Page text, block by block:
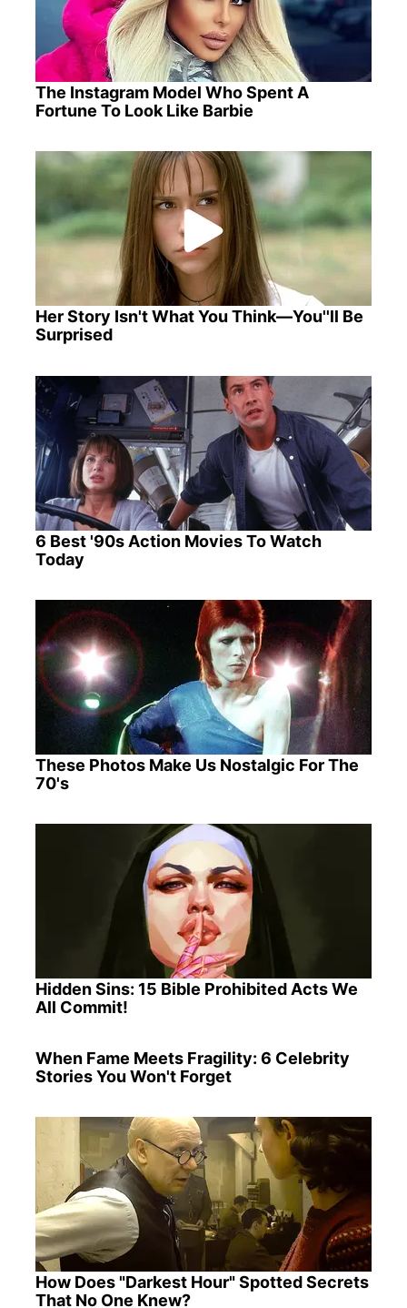
The Instagram Model Who Spent A
Fortune To Look Like Barbie
Her Story Isn't What You Think—You''ll Be
Surprised
6 Best '90s Action Movies To Watch
Today
These Photos Make Us Nostalgic For The
70's
Hidden Sins: 15 Bible Prohibited Acts We
All Commit!
When Fame Meets Fragility: 6 Celebrity
Stories You Won't Forget
How Does "Darkest Hour" Spotted Secrets
That No One Knew?